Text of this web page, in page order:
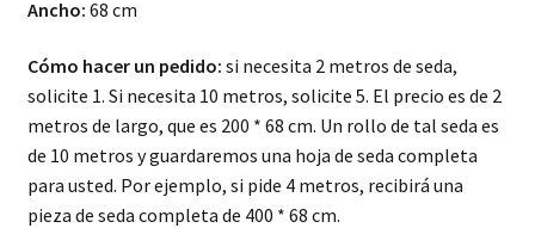
Ancho: 68 cm
Cómo hacer un pedido: si necesita 2 metros de seda,
solicite 1. Si necesita 10 metros, solicite 5. El precio es de 2
metros de largo, que es 200 * 68 cm. Un rollo de tal seda es
de 10 metros y guardaremos una hoja de seda completa
para usted. Por ejemplo, si pide 4 metros, recibirá una
pieza de seda completa de 400 * 68 cm.